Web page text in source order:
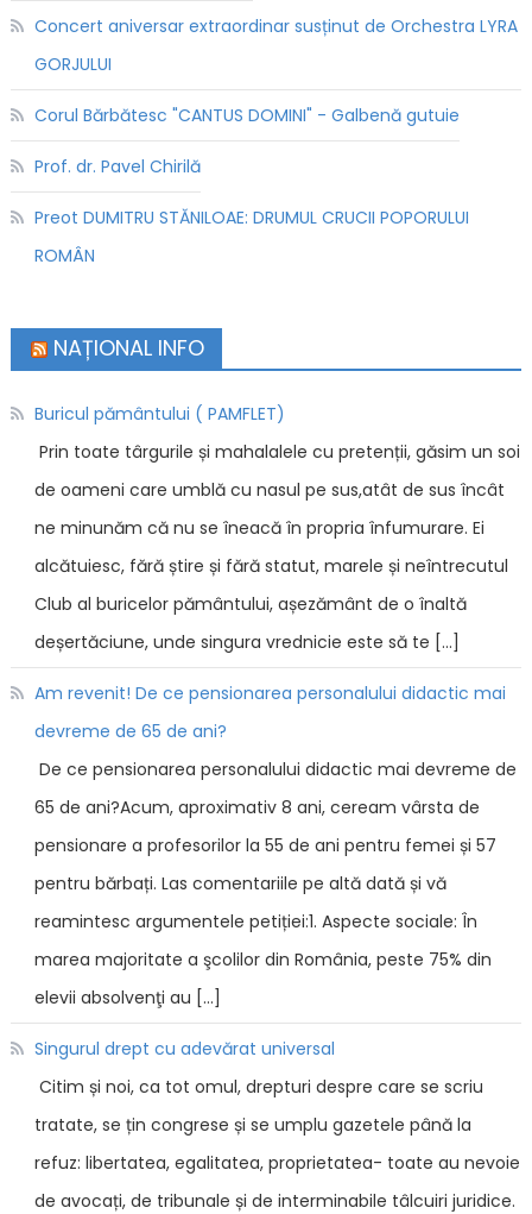
Concert aniversar extraordinar susținut de Orchestra LYRA
GORJULUI
Corul Bărbătesc "CANTUS DOMINI" - Galbenă gutuie
Prof. dr. Pavel Chirilă
Preot DUMITRU STĂNILOAE: DRUMUL CRUCII POPORULUI
ROMÂN
NAȚIONAL INFO
Buricul pământului ( PAMFLET)
Prin toate târgurile și mahalalele cu pretenții, găsim un soi
de oameni care umblă cu nasul pe sus,atât de sus încât
ne minunăm că nu se îneacă în propria înfumurare. Ei
alcătuiesc, fără știre și fără statut, marele și neîntrecutul
Club al buricelor pământului, așezământ de o înaltă
deșertăciune, unde singura vrednicie este să te […]
Am revenit! De ce pensionarea personalului didactic mai
devreme de 65 de ani?
De ce pensionarea personalului didactic mai devreme de
65 de ani?Acum, aproximativ 8 ani, ceream vârsta de
pensionare a profesorilor la 55 de ani pentru femei și 57
pentru bărbați. Las comentariile pe altă dată și vă
reamintesc argumentele petiției:1. Aspecte sociale: În
marea majoritate a şcolilor din România, peste 75% din
elevii absolvenţi au […]
Singurul drept cu adevărat universal
Citim și noi, ca tot omul, drepturi despre care se scriu
tratate, se țin congrese și se umplu gazetele până la
refuz: libertatea, egalitatea, proprietatea- toate au nevoie
de avocați, de tribunale și de interminabile tâlcuiri juridice.